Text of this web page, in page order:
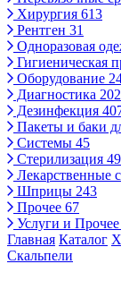
Хирургия 613
Рентген 31
Одноразовая
Гигиеническая
Оборудование
Диагностика 202
Дезинфекция
Пакеты и баки
Системы 45
Стерилизация
Лекарственные
Шприцы 243
Прочее 67
Услуги и Прочее
Главная Каталог
Скальпели